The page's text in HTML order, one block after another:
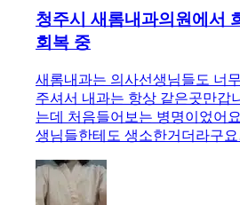
청주시 새롬내과의원에서
회복 중
새롬내과는 의사선생님들도 너
주셔서 내과는 항상 같은곳만갑
는데 처음들어보는 병명이었어
생님들한테도 생소한거더라구